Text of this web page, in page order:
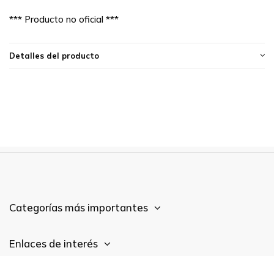
*** Producto no oficial ***
Detalles del producto
Categorías más importantes
Enlaces de interés